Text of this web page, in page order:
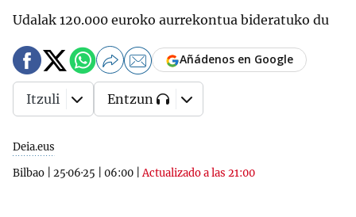
Udalak 120.000 euroko aurrekontua bideratuko du
Deia.eus
Bilbao
25·06·25 06:00 |Actualizado a las 21:00
Añádenos en Google
Itzuli Entzun